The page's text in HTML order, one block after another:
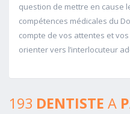
question de mettre en cause
compétences médicales du
compte de vos attentes et
orienter vers l’interlocuteur
193 DENTISTE A